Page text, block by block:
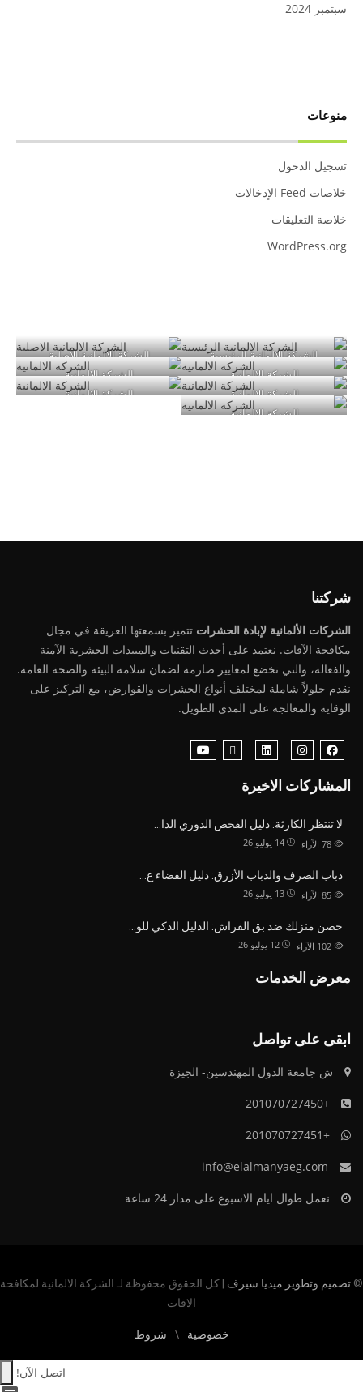
سبتمبر 2024
منوعات
تسجيل الدخول
خلاصات Feed الإدخالات
خلاصة التعليقات
WordPress.org
الشركة الالمانية الرئيسية
الشركة الالمانية الاصلية
الشركة الالمانية
الشركة الالمانية
الشركة الالمانية
الشركة الالمانية
الشركة الالمانية
شركتنا
الشركات الألمانية لإبادة الحشرات تتميز بسمعتها العريقة في مجال
مكافحة الآفات. نعتمد على أحدث التقنيات والمبيدات الحشرية الآمنة
والفعالة، والتي تخضع لمعايير صارمة لضمان سلامة البيئة والصحة العامة.
نقدم حلولاً شاملة لمختلف أنواع الحشرات والقوارض، مع التركيز على
الوقاية والمعالجة على المدى الطويل.
المشاركات الاخيرة
لا تنتظر الكارثة: دليل الفحص الدوري الذا…
14 يوليو 26 الآراء
ذباب الصرف والذباب الأزرق: دليل القضاء ع…
13 يوليو 26 الآراء
حصن منزلك ضد بق الفراش: الدليل الذكي للو…
12 يوليو 26 الآراء
معرض الخدمات
ابقى على تواصل
ش جامعة الدول المهندسين- الجيزة
+201070727450
+201070727451
نعمل طوال ايام الاسبوع على مدار 24 ساعة
© تصميم وتطوير ميديا سيرف
| كل الحقوق محفوظة لـ الشركة الالمانية لمكافحة
الافات
خصوصية شروط
اتصل الآن!